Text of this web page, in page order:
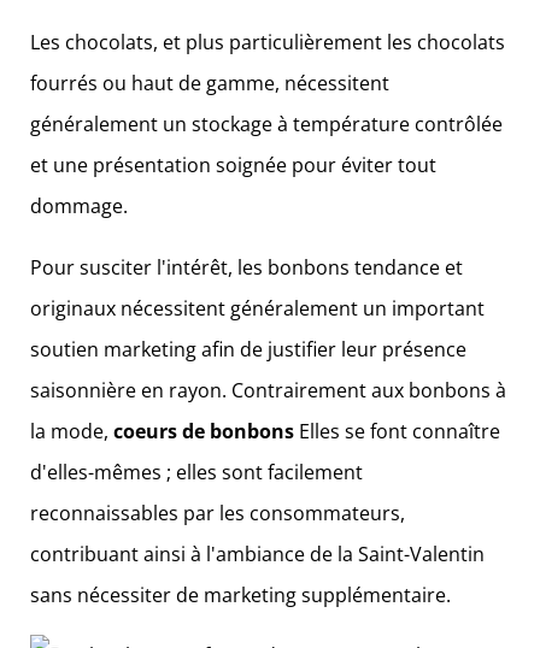
Les chocolats, et plus particulièrement les chocolats
fourrés ou haut de gamme, nécessitent
généralement un stockage à température contrôlée
et une présentation soignée pour éviter tout
dommage.
Pour susciter l'intérêt, les bonbons tendance et
originaux nécessitent généralement un important
soutien marketing afin de justifier leur présence
saisonnière en rayon. Contrairement aux bonbons à
la mode,coeurs de bonbons Elles se font connaître
d'elles-mêmes ; elles sont facilement
reconnaissables par les consommateurs,
contribuant ainsi à l'ambiance de la Saint-Valentin
sans nécessiter de marketing supplémentaire.